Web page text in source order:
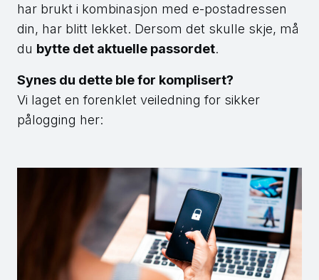
har brukt i kombinasjon med e-postadressen
din, har blitt lekket. Dersom det skulle skje, må
du bytte det aktuelle passordet.
Synes du dette ble for komplisert?
Vi laget en forenklet veiledning for sikker
pålogging her: